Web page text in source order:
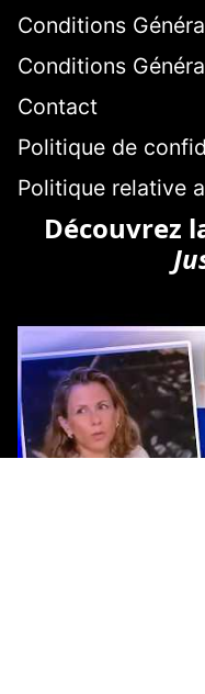
Conditions
Conditions
Contact
Politique de
Politique relative
Découvrez